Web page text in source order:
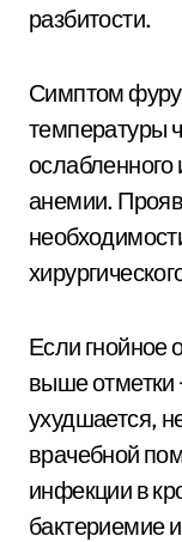
разбитости.
Симптом
температуры
ослабленного
анемии.
Если гнойное
выше отметки
ухудшается,
врачебной
инфекции в
бактериемие